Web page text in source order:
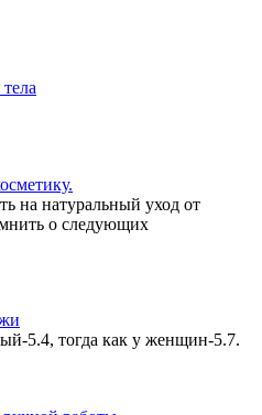
на натуральный уход от
о следующих
5.4, тогда как у женщин-5.7.